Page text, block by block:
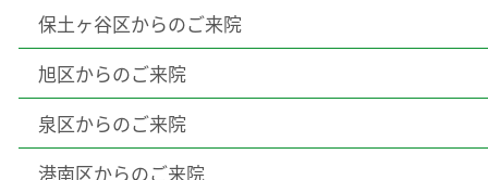
保土ヶ谷区からのご来院
旭区からのご来院
泉区からのご来院
港南区からのご来院